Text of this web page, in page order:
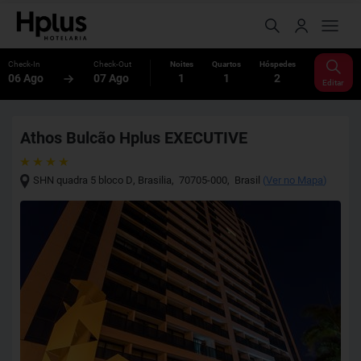
Check-In
06 Ago
Check-Out
07 Ago
Noites
1
Quartos
1
Hóspedes
2 Editar
Athos Bulcão Hplus EXECUTIVE
SHN quadra 5 bloco D, Brasilia, 70705-000, Brasil (Ver no Mapa)